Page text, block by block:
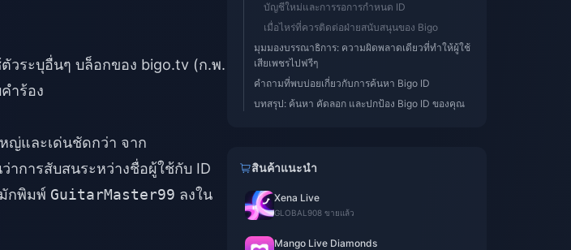
วระบุอื่นๆ บล็อกของ bigo.tv (ก.พ.
ำร้อง
ญ่และเด่นชัดกว่า จาก
การสับสนระหว่างชื่อผู้ใช้กับ ID
กพิมพ์ GuitarMaster99 ลงใน
บัญชีใหม่และการรอการกำหนด ID
เมื่อไหร่ที่ควรติดต่อฝ่ายสนับสนุนของ Bigo
มุมมองบรรณาธิการ: ความผิดพลาดเดียวที่ทำให้ผู้ใช้
เสียเพชรไปฟรีๆ
คำถามที่พบบ่อยเกี่ยวกับการค้นหา Bigo ID
บทสรุป: ค้นหา คัดลอก และปกป้อง Bigo ID ของคุณ
สินค้าแนะนำ
Xena Live
GLOBAL 908 ขายแล้ว
Mango Live Diamonds